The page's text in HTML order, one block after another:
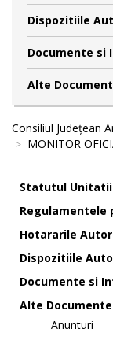
Dispozitiile
Documente si
Alte
Consiliul Județean
MONITOR
Statutul
Regulamentele
Hotararile
Dispozitiile
Documente si
Alte Documente
Anunturi